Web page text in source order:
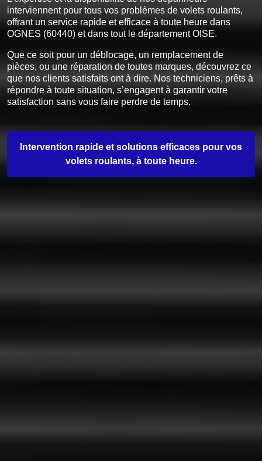
interviennent pour tous vos problèmes de volets roulants,
offrant un service rapide et efficace à toute heure dans
OGNES (60440) et dans tout le département OISE.
Que ce soit pour un déblocage, un remplacement de
pièces, ou une réparation de toutes marques, découvrez ce
que nos clients satisfaits ont à dire. Nos techniciens, prêts à
répondre à toute situation, s’engagent à garantir votre
satisfaction sans vous faire perdre de temps.
Intervention rapide et solutions efficaces pour vos
volets roulants, à toute heure.